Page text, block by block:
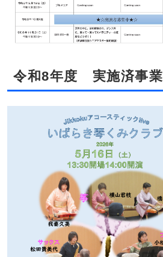
令和8年度 実施済事業